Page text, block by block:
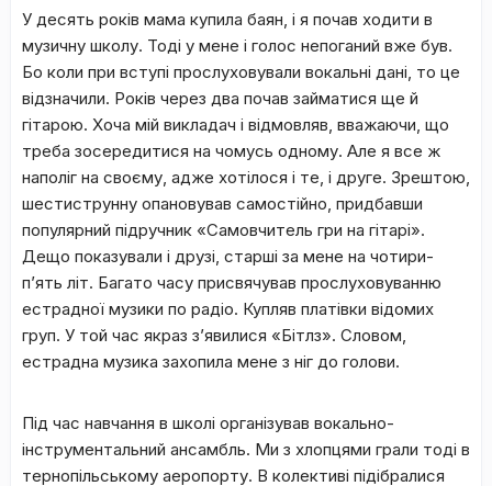
У десять років мама купила баян, і я почав ходити в
музичну школу. Тоді у мене і голос непоганий вже був.
Бо коли при вступі прослуховували вокальні дані, то це
відзначили. Років через два почав займатися ще й
гітарою. Хоча мій викладач і відмовляв, вважаючи, що
треба зосередитися на чомусь одному. Але я все ж
наполіг на своєму, адже хотілося і те, і друге. Зрештою,
шестиструнну опановував самостійно, придбавши
популярний підручник «Самовчитель гри на гітарі».
Дещо показували і друзі, старші за мене на чотири-
п’ять літ. Багато часу присвячував прослуховуванню
естрадної музики по радіо. Купляв платівки відомих
груп. У той час якраз з’явилися «Бітлз». Словом,
естрадна музика захопила мене з ніг до голови.
Під час навчання в школі організував вокально-
інструментальний ансамбль. Ми з хлопцями грали тоді в
тернопільському аеропорту. В колективі підібралися